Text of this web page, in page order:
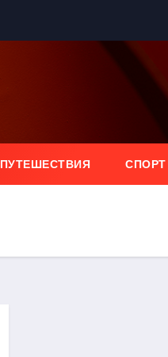
ПУТЕШЕСТВИЯ СПОРТ